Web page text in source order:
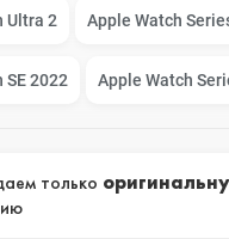
Google Pixel
Nokia
Ultra 2 Apple Watch
SE 2022 Apple Watch
только